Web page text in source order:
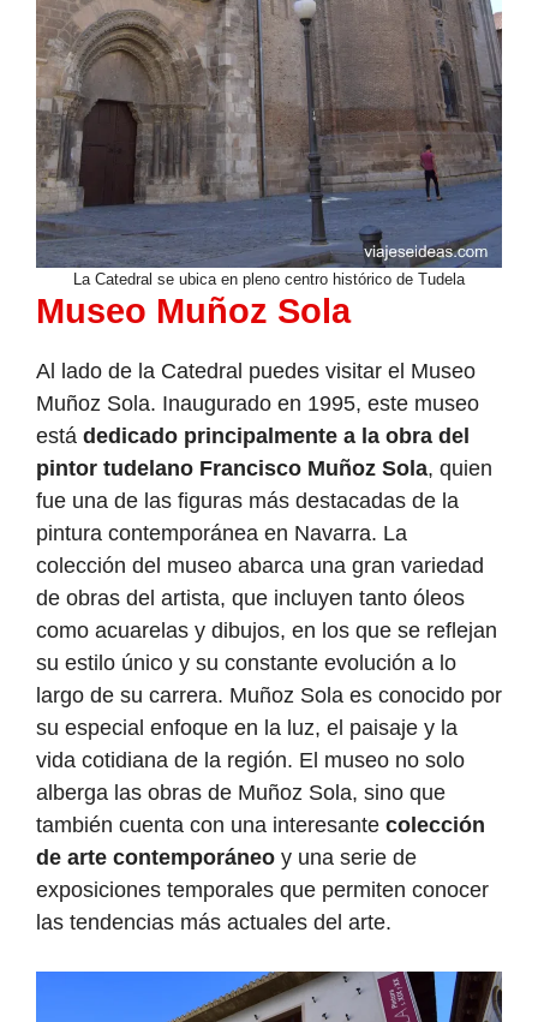
La Catedral se ubica en pleno centro histórico de Tudela
Museo Muñoz Sola
Al lado de la Catedral puedes visitar el Museo
Muñoz Sola. Inaugurado en 1995, este museo
está dedicado principalmente a la obra del
pintor tudelano Francisco Muñoz Sola, quien
fue una de las figuras más destacadas de la
pintura contemporánea en Navarra. La
colección del museo abarca una gran variedad
de obras del artista, que incluyen tanto óleos
como acuarelas y dibujos, en los que se reflejan
su estilo único y su constante evolución a lo
largo de su carrera. Muñoz Sola es conocido por
su especial enfoque en la luz, el paisaje y la
vida cotidiana de la región. El museo no solo
alberga las obras de Muñoz Sola, sino que
también cuenta con una interesante colección
de arte contemporáneo y una serie de
exposiciones temporales que permiten conocer
las tendencias más actuales del arte.